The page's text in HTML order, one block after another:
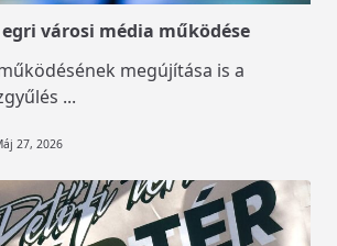
városi média működése
megújítása is a
...
27, 2026